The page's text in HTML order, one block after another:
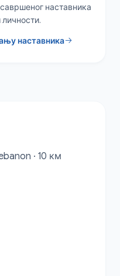
наставника
наставника
· 10 км